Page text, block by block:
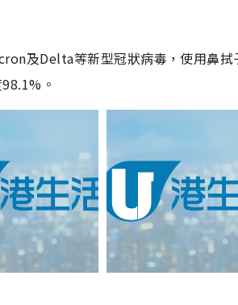
及Delta等新型冠狀病毒，使用鼻拭
。